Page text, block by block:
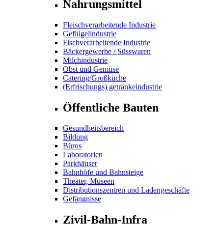
Nahrungsmittel
Fleischverarbeitende Industrie
Geflügelindustrie
Fischverarbeitende Industrie
Bäckergewerbe / Süsswaren
Milchindustrie
Obst und Gemüse
Catering/Großküche
(Erfrischungs) getränkeindustrie
Öffentliche Bauten
Gesundheitsbereich
Bildung
Büros
Laboratorien
Parkhäuser
Bahnhöfe und Bahnsteige
Theater, Museen
Distributionszentren und Ladengeschäfte
Gefängnisse
Zivil-Bahn-Infra